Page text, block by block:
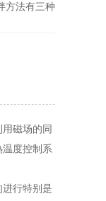
方法有三种
磁场的同
度控制系
行特别是